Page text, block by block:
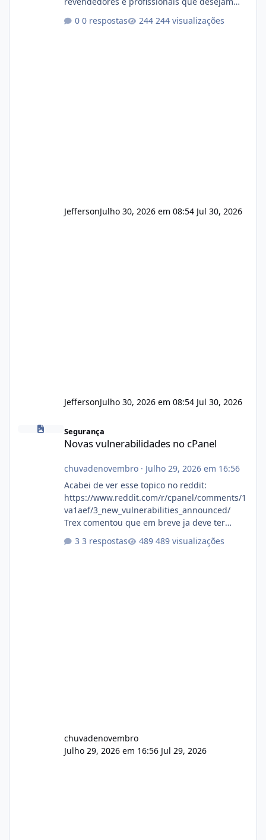
operação. Se você possui clientes ativos de
0 respostas 244 visualizações
JeffersonJulho 30, 2026 em 08:54 Jul 30, 2026
JeffersonJulho 30, 2026 em 08:54 Jul 30, 2026
Novas vulnerabilidades no cPanel
Segurança
Novas vulnerabilidades no cPanel
chuvadenovembro· Julho 29, 2026 em 16:56
Acabei de ver esse topico no reddit:
https://www.reddit.com/r/cpanel/comments/1
va1aef/3_new_vulnerabilities_announced/
Trex comentou que em breve ja deve ter
3 respostas 489 visualizações
chuvadenovembro
Julho 29, 2026 em 16:56 Jul 29, 2026